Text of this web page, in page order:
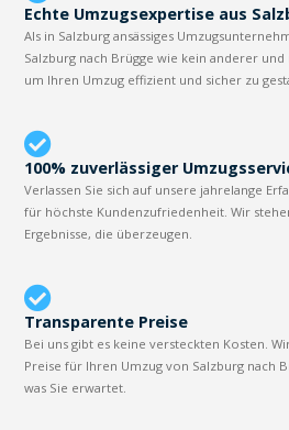
Echte Umzugsexpertise aus
Als in Salzburg ansässiges
Salzburg nach Brügge wie kein anderer
um Ihren Umzug effizient und sicher zu
100% zuverlässiger
Verlassen Sie sich auf unsere jahrelange
für höchste Kundenzufriedenheit. Wir
Ergebnisse, die überzeugen.
Transparente Preise
Bei uns gibt es keine versteckten Kosten.
Preise für Ihren Umzug von Salzburg nach
was Sie erwartet.